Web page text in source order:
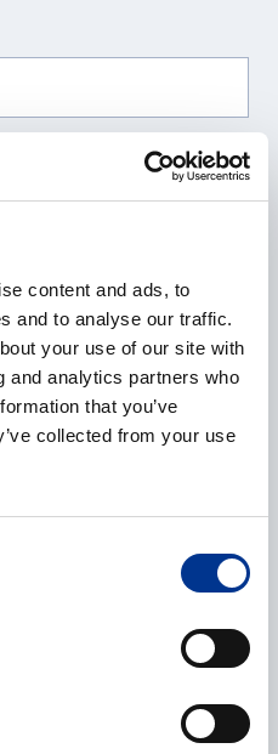
content and ads, to
and to analyse our traffic.
your use of our site with
and analytics partners who
that you’ve
collected from your use